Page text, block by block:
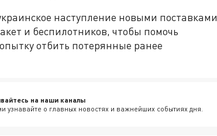
наступление новыми поставками
и беспилотников, чтобы помочь
отбить потерянные ранее
на наши каналы
узнавайте о главных новостях и важнейших событиях дня.